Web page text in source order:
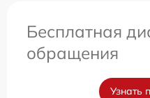
Бесплатная
обращения
Узнать